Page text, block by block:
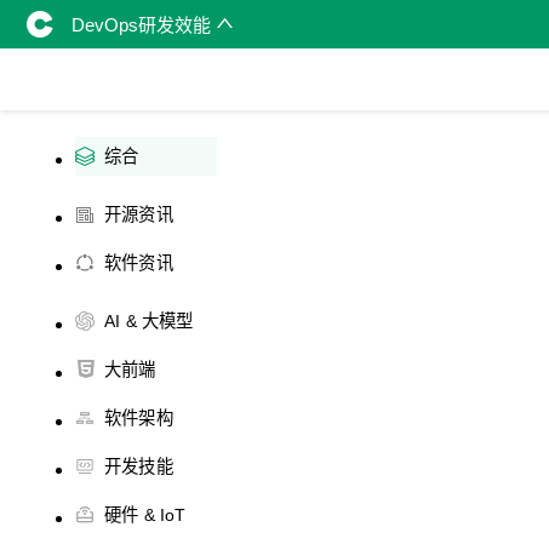
DevOps研发效能
综合
开源资讯
软件资讯
AI & 大模型
大前端
软件架构
开发技能
硬件 & IoT